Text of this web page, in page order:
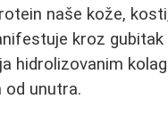
naše kože,
kroz
hidrolizovanim
od unutra.